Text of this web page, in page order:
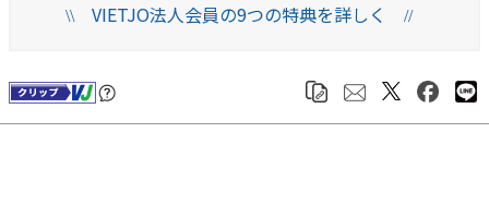
\\VIETJO法人会員の9つの特典を詳しく //